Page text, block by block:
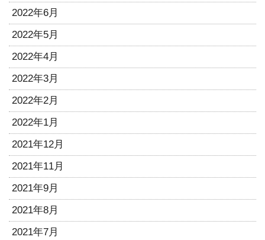
2022年6月
2022年5月
2022年4月
2022年3月
2022年2月
2022年1月
2021年12月
2021年11月
2021年9月
2021年8月
2021年7月